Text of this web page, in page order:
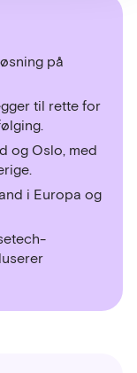
på
til rette for
og Oslo, med
i Europa og